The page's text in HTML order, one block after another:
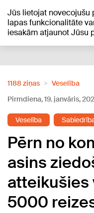
Jūs lietojat novecojušu
lapas funkcionalitāte
iesakām atjaunot Jūsu
+19°C
1188 ziņas
Veselība
Pirmdiena, 19. janvāris,
Veselība
Pērn no
asins
atteikušies
5000